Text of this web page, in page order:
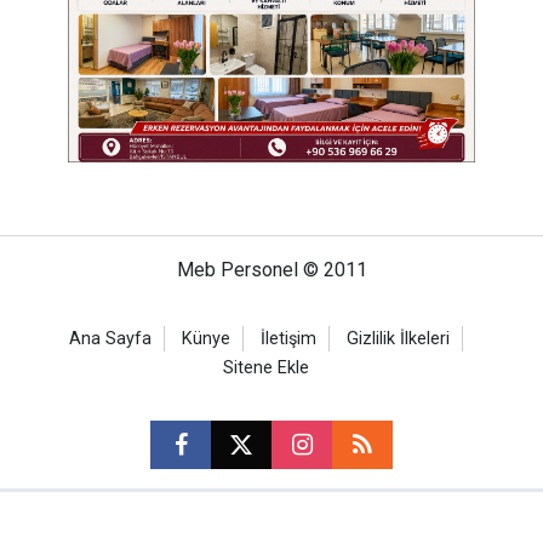
Meb Personel © 2011
Ana Sayfa Künye İletişim
Gizlilik İlkeleri
Sitene Ekle